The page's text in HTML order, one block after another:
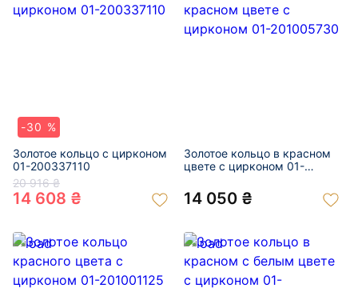
-30 %
Золотое кольцо с цирконом
01-200337110
20 916 ₴
14 608 ₴
Золотое кольцо в красном
цвете с цирконом 01-
14 050 ₴